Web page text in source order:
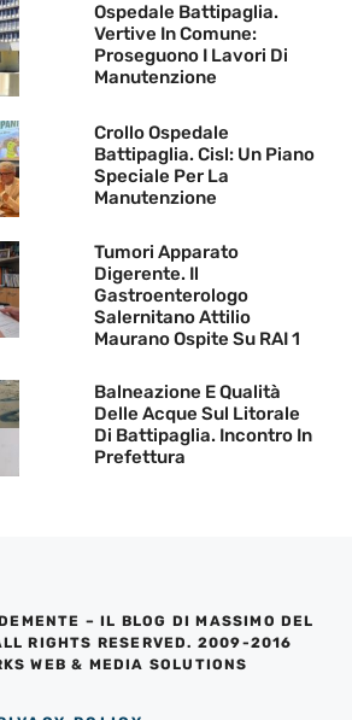
Ospedale Battipaglia.
Vertive In Comune:
Proseguono I Lavori Di
Manutenzione
Crollo Ospedale
Battipaglia. Cisl: Un Piano
Speciale Per La
Manutenzione
Tumori Apparato
Digerente. Il
Gastroenterologo
Salernitano Attilio
Maurano Ospite Su RAI 1
Balneazione E Qualità
Delle Acque Sul Litorale
Di Battipaglia. Incontro In
Prefettura
– IL BLOG DI MASSIMO DEL
RIGHTS RESERVED. 2009-2016
WEB & MEDIA SOLUTIONS